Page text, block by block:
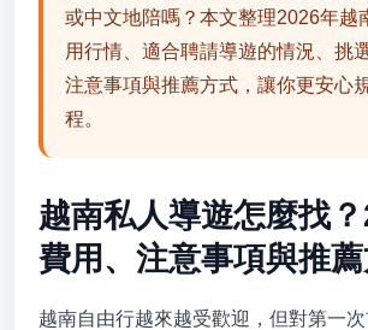
或中文地陪嗎？本文整理2026年越
用行情、適合聘請導遊的情況、挑
注意事項與推薦方式，讓你更安心
程。
越南私人導遊怎麼找
費用、注意事項與推
越南自由行越來越受歡迎，但對第一